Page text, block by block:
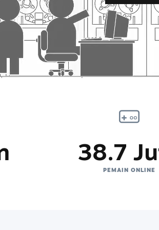
38.7
PEMAIN ONLINE